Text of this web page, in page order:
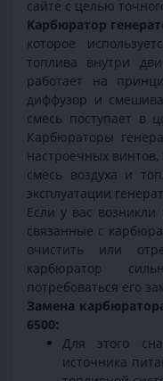
сайте с целью
Карбюратор
которое
топлива внутри
работает на
диффузор и
смесь поступает в
Карбюраторы
настроечных
смесь воздуха и
эксплуатации
Если у вас
связанные с
очистить или
карбюратор
потребоваться его
Замена
6500:
Для этого
источника